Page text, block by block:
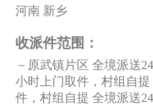
河南 新乡
收派件范围：
－原武镇片区 全境派送
小时上门取件，村组自
件，村组自提 全境派送